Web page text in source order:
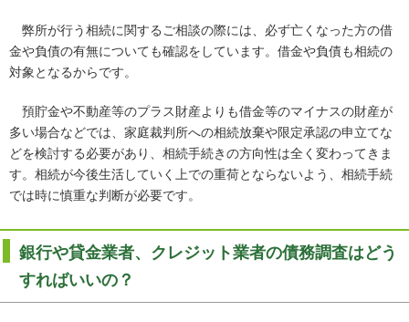
弊所が行う相続に関するご相談の際には、必ず亡くなった方の借
金や負債の有無についても確認をしています。借金や負債も相続の
対象となるからです。
預貯金や不動産等のプラス財産よりも借金等のマイナスの財産が
多い場合などでは、家庭裁判所への相続放棄や限定承認の申立てな
どを検討する必要があり、相続手続きの方向性は全く変わってきま
す。相続が今後生活していく上での重荷とならないよう、相続手続
では時に慎重な判断が必要です。
銀行や貸金業者、クレジット業者の債務調査はどう
すればいいの？